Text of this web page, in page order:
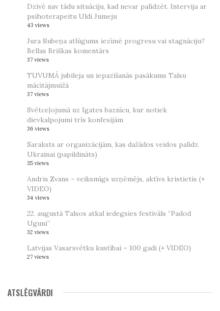
Dzīvē nav tādu situāciju, kad nevar palīdzēt. Intervija ar
psihoterapeitu Uldi Jumeju
43 views
Jura Rubeņa atlūgums iezīmē progresu vai stagnāciju?
Bellas Briškas komentārs
37 views
TUVUMĀ jubileja un iepazīšanās pasākums Talsu
mācītājmuižā
37 views
Svētceļojumā uz Igates baznīcu, kur notiek
dievkalpojumi trīs konfesijām
36 views
Saraksts ar organizācijām, kas dažādos veidos palīdz
Ukrainai (papildināts)
35 views
Andris Zvans – veiksmīgs uzņēmējs, aktīvs kristietis (+
VIDEO)
34 views
22. augustā Talsos atkal iedegsies festivāls “Padod
Uguni”
32 views
Latvijas Vasarsvētku kustībai – 100 gadi (+ VIDEO)
27 views
ATSLĒGVĀRDI